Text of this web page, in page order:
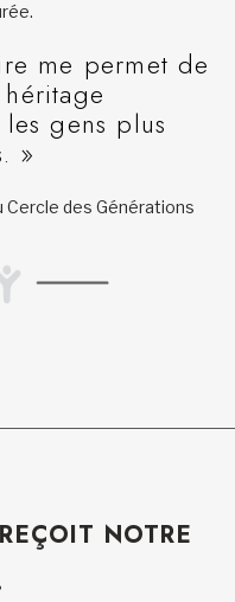
me permet de
gens plus
»
des Générations
NOTRE